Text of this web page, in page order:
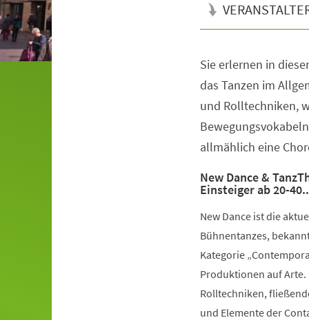
Sie erlernen in
das Tanzen im
und Rolltechniken,
allmählich eine
New Dance &
Einsteiger ab 20-
New Dance ist die
Bühnentanzes,
Kategorie
Produktionen auf Arte.
Rolltechniken,
und Elemente der